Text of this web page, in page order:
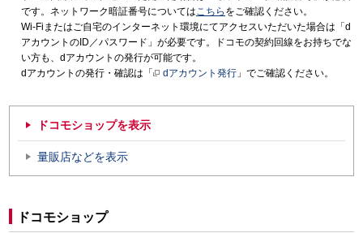
です。ネットワーク暗証番号についてはこちら をご確認ください。
Wi-Fiまたはご自宅のインターネット環境にてアクセスいただいた場合は「d
アカウントのID／パスワード」が必要です。ドコモの契約回線をお持ちでな
い方も、dアカウントの発行が可能です。
dアカウントの発行・確認は「
dアカウント発行 」でご確認ください。
ドコモショップを表示
量販店などを表示
ドコモショップ